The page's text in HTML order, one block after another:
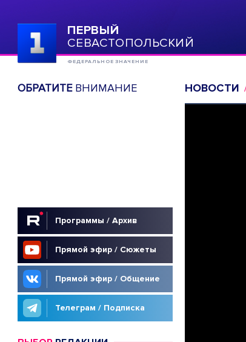
ПЕРВЫЙ
СЕВАСТОПОЛЬСКИЙ
ФЕДЕРАЛЬНОЕ ЗНАЧЕНИЕ
ОБРАТИТЕВНИМАНИЕ
Программы / Архив
Прямой эфир / Сюжеты
Прямой эфир / Общение
Телеграм / Подписка
НОВОСТИ